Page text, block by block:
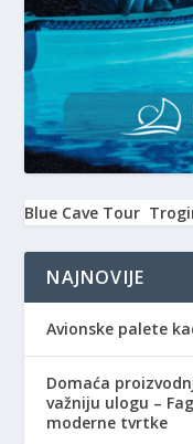
Blue Cave Tour
NAJNOVIJE
Avionske palete
Domaća
važniju ulogu –
moderne tvrtke